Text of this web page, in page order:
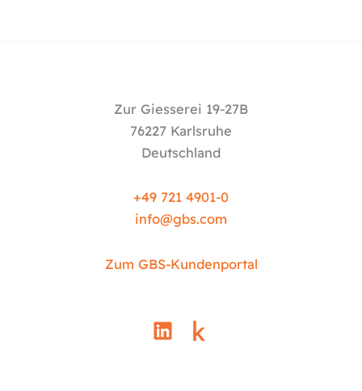
Zur Giesserei 19-27B
76227 Karlsruhe
Deutschland
+49 721 4901-0
info@gbs.com
Zum GBS-Kundenportal
L
i